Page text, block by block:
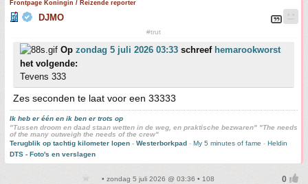
Frontpage Koningin / Reizende reporter
DJMO
#trut
Op zondag 5 juli 2026 03:33 schreef hemarookworst
het volgende:
Tevens 333
Zes seconden te laat voor een 33333
Ik heb er één en ik ben er trots op
"Tussen droom en daad staan wetten in de weg, en praktische bezwaren" "The needs
of the many outweigh the needs of the crew"
Terugblik op tachtig kilometer lopen - Westerborkpad - My 5 minutes of fame - Heldin
DTS - Foto's en verslagen
• zondag 5 juli 2026 @ 03:36 • 108